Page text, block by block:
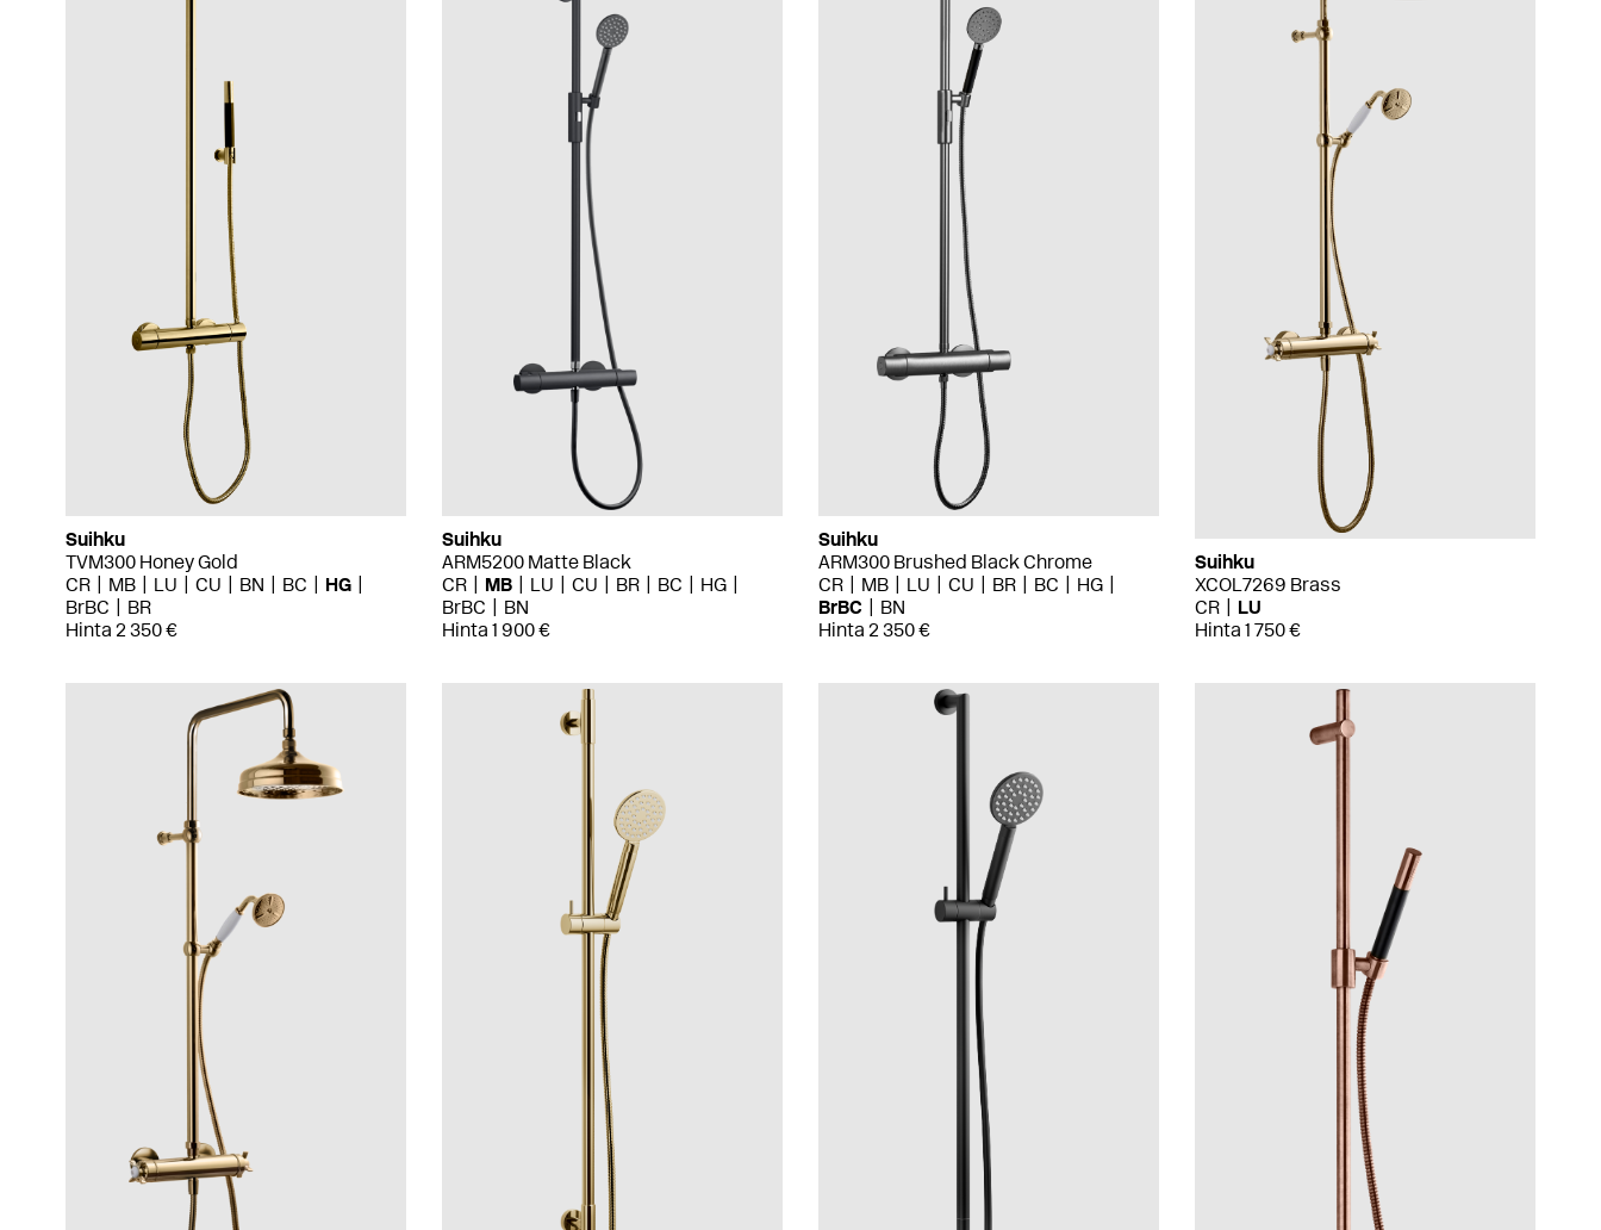
Suihku
TVM300 Honey Gold
CR
MB LU CU BN BC
HG
BrBC
BR
Hinta 2 350 €
Suihku
ARM5200 Matte Black
CR
MB LU CU BR BC
HG
BrBC
BN
Hinta 1 900 €
Suihku
ARM300 Brushed Black Chrome
CR
MB LU CU BR BC
HG
BrBC
BN
Hinta 2 350 €
Suihku
XCOL7269 Brass
CR
LU
Hinta 1 750 €